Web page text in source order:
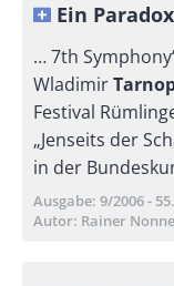
Ein
… 7th
Wladimir
Festival
„Jenseits der
in der
Ausgabe 9/2006 -
Autor Rainer